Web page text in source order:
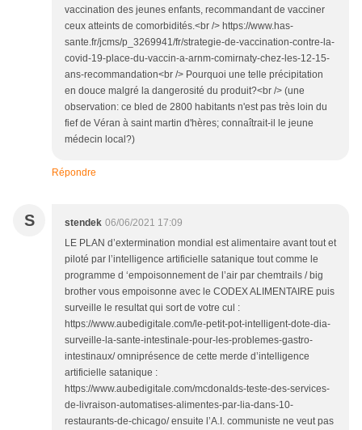
vaccination des jeunes enfants, recommandant de vacciner
ceux atteints de comorbidités.<br /> https://www.has-
sante.fr/jcms/p_3269941/fr/strategie-de-vaccination-contre-la-
covid-19-place-du-vaccin-a-arnm-comirnaty-chez-les-12-15-
ans-recommandation<br /> Pourquoi une telle précipitation
en douce malgré la dangerosité du produit?<br /> (une
observation: ce bled de 2800 habitants n'est pas très loin du
fief de Véran à saint martin d'hères; connaîtrait-il le jeune
médecin local?)
Répondre
S stendek 06/06/2021 17:09
LE PLAN d’extermination mondial est alimentaire avant tout et
piloté par l’intelligence artificielle satanique tout comme le
programme d ‘empoisonnement de l’air par chemtrails / big
brother vous empoisonne avec le CODEX ALIMENTAIRE puis
surveille le resultat qui sort de votre cul :
https://www.aubedigitale.com/le-petit-pot-intelligent-dote-dia-
surveille-la-sante-intestinale-pour-les-problemes-gastro-
intestinaux/ omniprésence de cette merde d’intelligence
artificielle satanique :
https://www.aubedigitale.com/mcdonalds-teste-des-services-
de-livraison-automatises-alimentes-par-lia-dans-10-
restaurants-de-chicago/ ensuite l’A.I. communiste ne veut pas